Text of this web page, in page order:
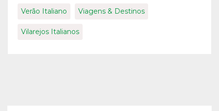
Verão Italiano Viagens & Destinos
Vilarejos Italianos